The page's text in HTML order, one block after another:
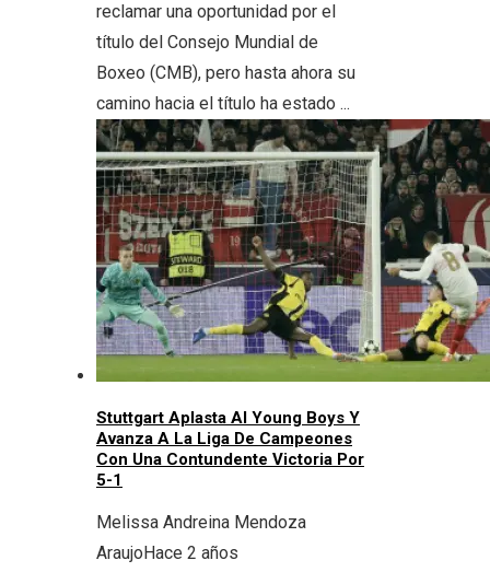
reclamar una oportunidad por el
título del Consejo Mundial de
Boxeo (CMB), pero hasta ahora su
camino hacia el título ha estado ...
Stuttgart Aplasta Al Young Boys Y
Avanza A La Liga De Campeones
Con Una Contundente Victoria Por
5-1
Melissa Andreina Mendoza
AraujoHace 2 años